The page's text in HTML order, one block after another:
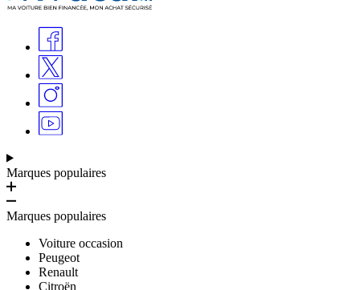
Banquette 3 places confort 1ère rangée avec siège extérieur
Fermeture confort
Siège individuel 1ère rangée à droite
Pavé tactile
Vitres teintées
Couvercle de coffre EASY-PACK
Vitres teintées AR et côtés, noir
Extincteur 1 kg
Système de recharge sans fil pour appareils mobiles
Frein de stationnement électrique
Données véhicule codées VIN avec chiffre de contrôle
Poignée de maintien au niveau des accès
Fonction HOLD
Airbag passager AV
Prédisposition faisceau d'attelage
Marques populaires
Marques populaires
Voiture occasion
Peugeot
Renault
Citroën